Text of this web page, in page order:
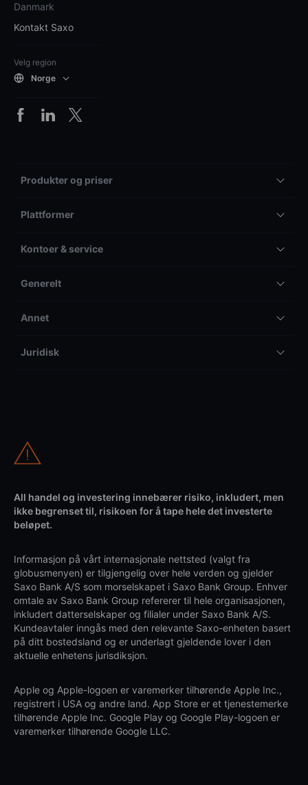
Danmark
Kontakt Saxo
Velg region
Norge
Produkter og priser
Plattformer
Kontoer & service
Generelt
Annet
Juridisk
All handel og investering innebærer risiko, inkludert, men
ikke begrenset til, risikoen for å tape hele det investerte
beløpet.
Informasjon på vårt internasjonale nettsted (valgt fra
globusmenyen) er tilgjengelig over hele verden og gjelder
Saxo Bank A/S som morselskapet i Saxo Bank Group. Enhver
omtale av Saxo Bank Group refererer til hele organisasjonen,
inkludert datterselskaper og filialer under Saxo Bank A/S.
Kundeavtaler inngås med den relevante Saxo-enheten basert
på ditt bostedsland og er underlagt gjeldende lover i den
aktuelle enhetens jurisdiksjon.
Apple og Apple-logoen er varemerker tilhørende Apple Inc.,
registrert i USA og andre land. App Store er et tjenestemerke
tilhørende Apple Inc. Google Play og Google Play-logoen er
varemerker tilhørende Google LLC.